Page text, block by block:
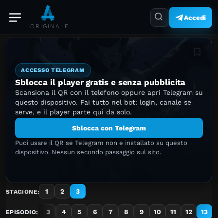
L'ORIGINALE.
Accedi
ACCESSO TELEGRAM
Sblocca il player gratis e senza pubblicita
Scansiona il QR con il telefono oppure apri Telegram su
questo dispositivo. Fai tutto nel bot: login, canale se
serve, e il player parte qui da solo.
Sblocca con Telegram
Puoi usare il QR se Telegram non e installato su questo
dispositivo. Nessun secondo passaggio sul sito.
STAGIONE: 1 2 3
EPISODIO:
1 2 3 4 5 6 7 8 9 10 11 12 13